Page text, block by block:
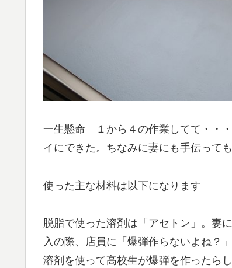
一生懸命 １から４の作業してて・・
イにできた。ちなみに妻にも手伝って
使った主な材料は以下になります
脱脂で使った溶剤は「アセトン」。妻
入の際、店員に「爆弾作らないよね？
溶剤を使って高校生が爆弾を作ったら